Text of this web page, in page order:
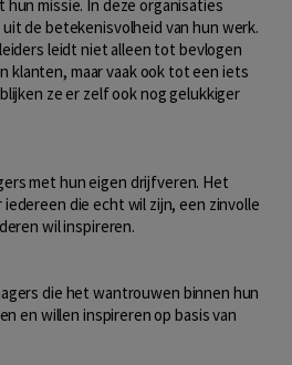
missie. In deze organisaties
de betekenisvolheid van hun werk.
leidt niet alleen tot bevlogen
klanten, maar vaak ook tot een iets
ze er zelf ook nog gelukkiger
met hun eigen drijfveren. Het
die echt wil zijn, een zinvolle
wil inspireren.
die het wantrouwen binnen hun
en willen inspireren op basis van